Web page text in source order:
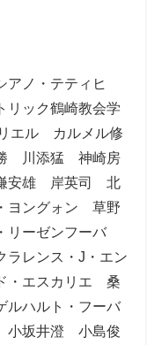
アノ・テティヒ
ック鶴崎教会学
エル カルメル修
川添猛 神崎房
安雄 岸英司 北
ングォン 草野
ーゼンフーバ
レンス・J・エン
・エスカリエ 桑
ハルト・フーバ
小坂井澄 小島俊